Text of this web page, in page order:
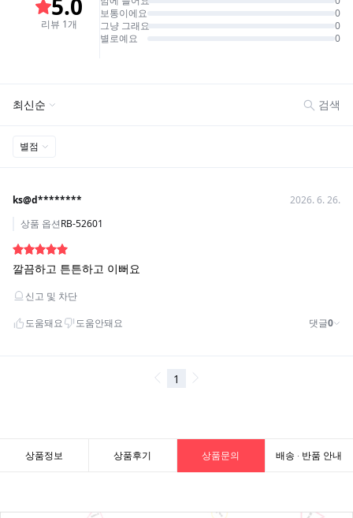
상품정보 상품후기 상품문의 배송 · 반품 안내